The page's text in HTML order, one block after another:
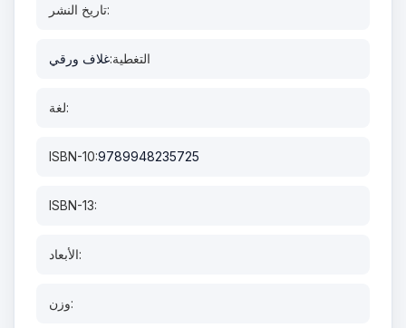
تاريخ النشر:
التغطية:غلاف ورقي
لغة:
ISBN-10:9789948235725
ISBN-13:
الأبعاد:
وزن: